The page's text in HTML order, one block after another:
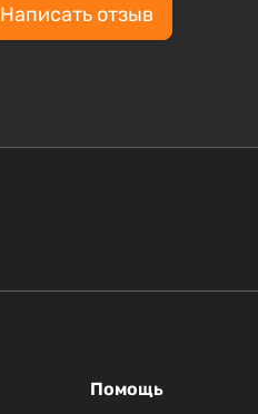
Написать отзыв
Помощь